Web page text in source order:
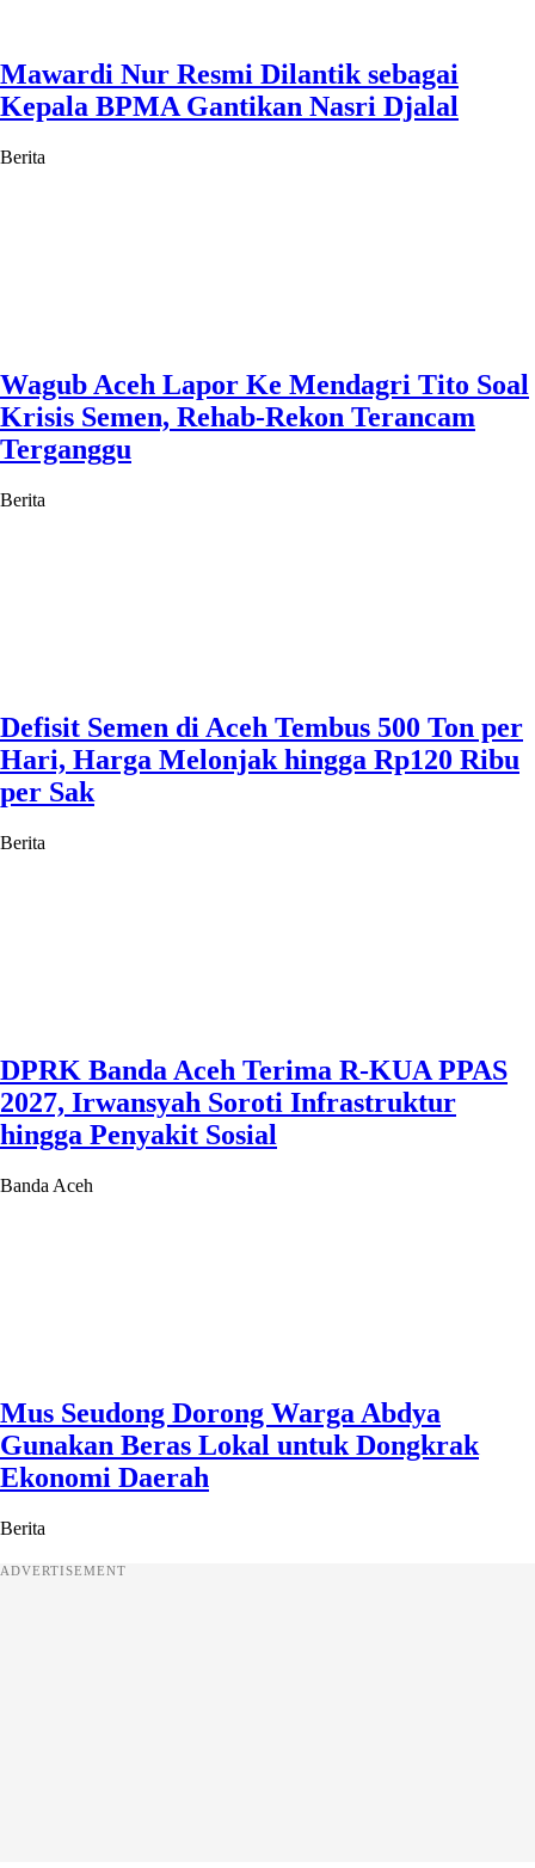
Mawardi Nur Resmi Dilantik sebagai
Kepala BPMA Gantikan Nasri Djalal
Berita
Wagub Aceh Lapor Ke Mendagri Tito Soal
Krisis Semen, Rehab-Rekon Terancam
Terganggu
Berita
Defisit Semen di Aceh Tembus 500 Ton per
Hari, Harga Melonjak hingga Rp120 Ribu
per Sak
Berita
DPRK Banda Aceh Terima R-KUA PPAS
2027, Irwansyah Soroti Infrastruktur
hingga Penyakit Sosial
Banda Aceh
Mus Seudong Dorong Warga Abdya
Gunakan Beras Lokal untuk Dongkrak
Ekonomi Daerah
Berita
ADVERTISEMENT